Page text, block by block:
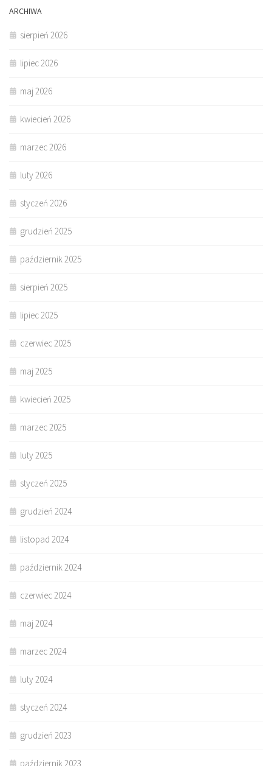
ARCHIWA
sierpień 2026
lipiec 2026
maj 2026
kwiecień 2026
marzec 2026
luty 2026
styczeń 2026
grudzień 2025
październik 2025
sierpień 2025
lipiec 2025
czerwiec 2025
maj 2025
kwiecień 2025
marzec 2025
luty 2025
styczeń 2025
grudzień 2024
listopad 2024
październik 2024
czerwiec 2024
maj 2024
marzec 2024
luty 2024
styczeń 2024
grudzień 2023
październik 2023